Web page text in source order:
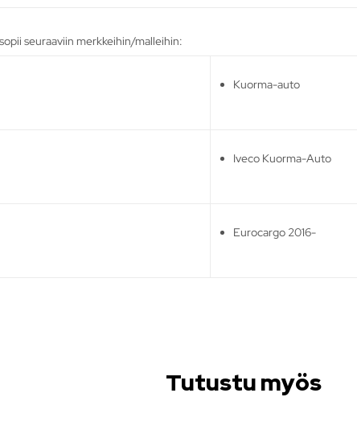
seuraaviin merkkeihin/malleihin:
Kuorma-auto
Iveco Kuorma-Auto
Eurocargo 2016-
Tutustu myös